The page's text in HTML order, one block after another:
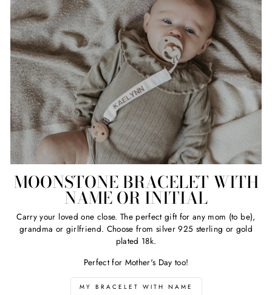
MOONSTONE BRACELET WITH
NAME OR INITIAL
Carry your loved one close. The perfect gift for any mom (to be),
grandma or girlfriend. Choose from silver 925 sterling or gold
plated 18k.
Perfect for Mother's Day too!
MY BRACELET WITH NAME